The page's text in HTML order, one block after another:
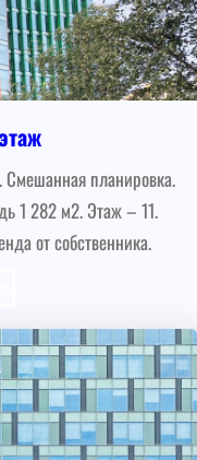
планировка.
1 282 м2. Этаж – 11.
от собственника.